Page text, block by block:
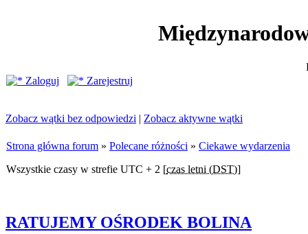
Zaloguj
Zarejestruj
Zobacz wątki bez odpowiedzi | Zobacz aktywne wątki
Strona główna forum » Polecane różności » Ciekawe wydarzenia
Wszystkie czasy w strefie UTC + 2 [czas letni (DST)]
RATUJEMY OŚRODEK BOLINA